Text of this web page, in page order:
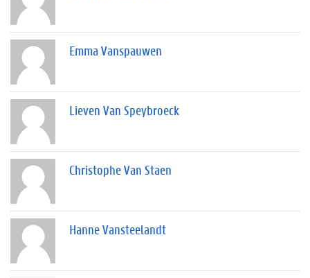
Emma Vanspauwen
Lieven Van Speybroeck
Christophe Van Staen
Hanne Vansteelandt